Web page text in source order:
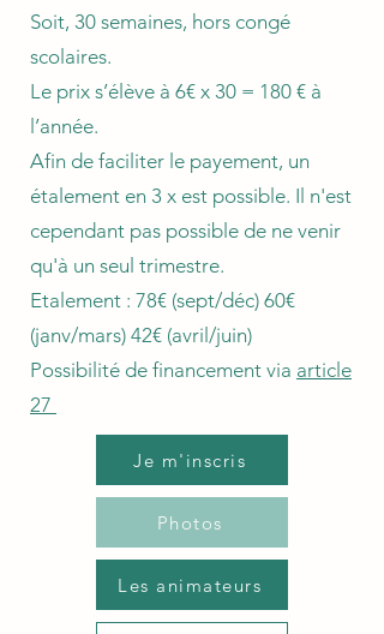
Soit, 30 semaines, hors congé
scolaires.
Le prix s’élève à 6€ x 30 = 180 € à
l’année.
Afin de faciliter le payement, un
étalement en 3 x est possible. Il n'est
cependant pas possible de ne venir
qu'à un seul trimestre.
Etalement : 78€ (sept/déc) 60€
(janv/mars) 42€ (avril/juin)
Possibilité de financement via article
27
Je m'inscris
Photos
Les animateurs